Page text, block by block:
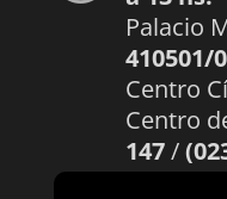
Palacio
410501/
Centro
Centro
147/